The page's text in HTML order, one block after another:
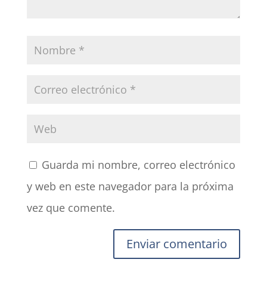
Guarda mi nombre, correo electrónico
y web en este navegador para la próxima
vez que comente.